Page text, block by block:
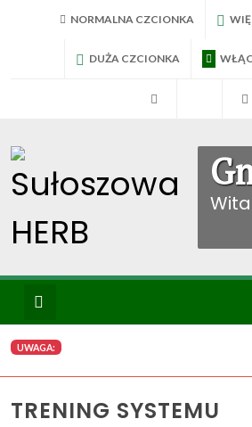
NORMALNA CZCIONKA
DUŻA CZCIONKA
BIP
Wyszukiwanie
WYBIERZ
UWAGA:
TRENING SYSTEMU